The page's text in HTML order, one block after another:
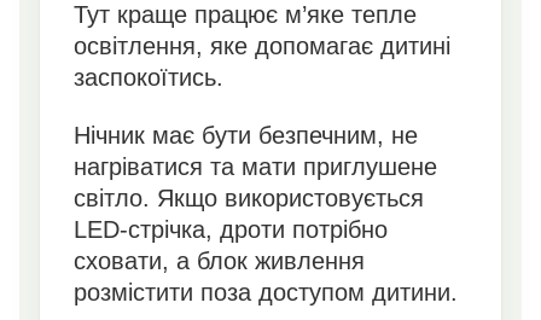
Тут краще працює м’яке тепле
освітлення, яке допомагає дитині
заспокоїтись.
Нічник має бути безпечним, не
нагріватися та мати приглушене
світло. Якщо використовується
LED-стрічка, дроти потрібно
сховати, а блок живлення
розмістити поза доступом дитини.